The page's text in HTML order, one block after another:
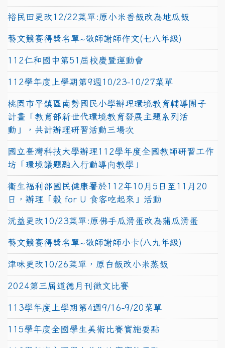
裕民田更改12/22菜單:原小米香飯改為地瓜飯
藝文競賽得獎名單~敬師謝師作文(七八年級)
112仁和國中第51屆校慶暨運動會
112學年度上學期第9週10/23-10/27菜單
桃園市平鎮區南勢國民小學辦理環境教育輔導團子
計畫「教育部新世代環境教育發展主題系列活
動」，共計辦理研習活動三場次
國立臺灣科技大學辦理112學年度全國教師研習工作
坊「環境議題融入行動導向教學」
衛生福利部國民健康署於112年10月5日至11月20
日，辦理「穀 for U 食客吃起來」活動
沅益更改10/23菜單:原佛手瓜滑蛋改為蒲瓜滑蛋
藝文競賽得獎名單~敬師謝師小卡(八九年級)
津味更改10/26菜單，原白飯改小米蒸飯
2024第三屆道德月刊徵文比賽
113學年度上學期第4週9/16-9/20菜單
115學年度全國學生美術比賽實施要點